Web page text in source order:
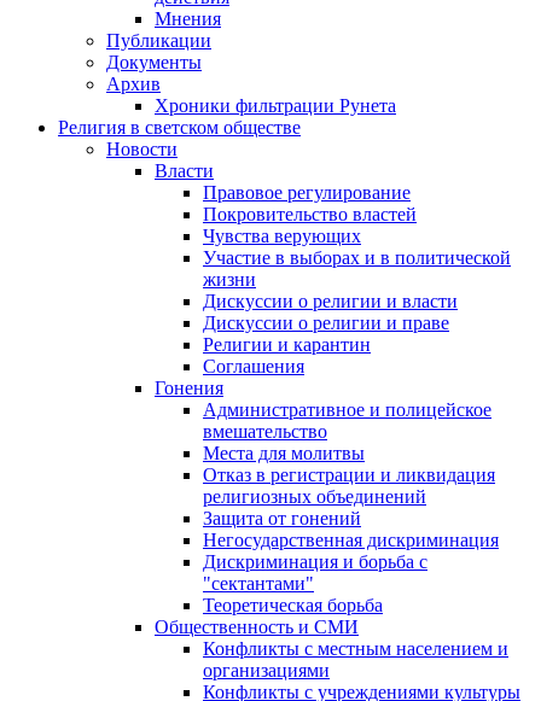
Мнения
Публикации
Документы
Архив
Хроники фильтрации Рунета
Религия в светском обществе
Новости
Власти
Правовое регулирование
Покровительство властей
Чувства верующих
Участие в выборах и в политической
жизни
Дискуссии о религии и власти
Дискуссии о религии и праве
Религии и карантин
Соглашения
Гонения
Административное и полицейское
вмешательство
Места для молитвы
Отказ в регистрации и ликвидация
религиозных объединений
Защита от гонений
Негосударственная дискриминация
Дискриминация и борьба с
"сектантами"
Теоретическая борьба
Общественность и СМИ
Конфликты с местным населением и
организациями
Конфликты с учреждениями культуры